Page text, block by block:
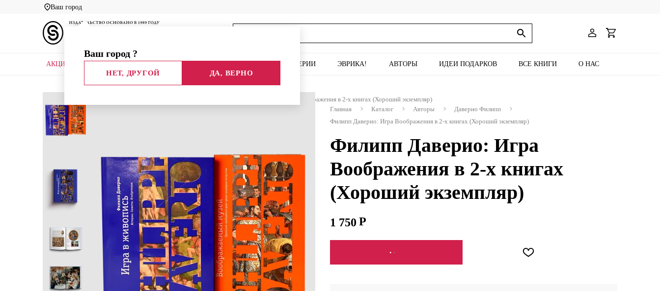
Ваш город
Ваш город ?
НЕТ, ДРУГОЙ ДА, ВЕРНО
АКЦИИ СЕРИИ ЭВРИКА! АВТОРЫ ИДЕИ ПОДАРКОВ ВСЕ КНИГИ О НАС
Филипп Даверио: Игра Воображения в 2-х книгах (Хороший экземпляр)
Главная
Каталог Авторы
Даверио Филипп
Филипп Даверио: Игра Воображения в 2-х книгах (Хороший экземпляр)
Филипп Даверио: Игра
Воображения в 2-х книгах
(Хороший экземпляр)
1 750
СООБЩИТЬ О ПОСТУПЛЕНИИ